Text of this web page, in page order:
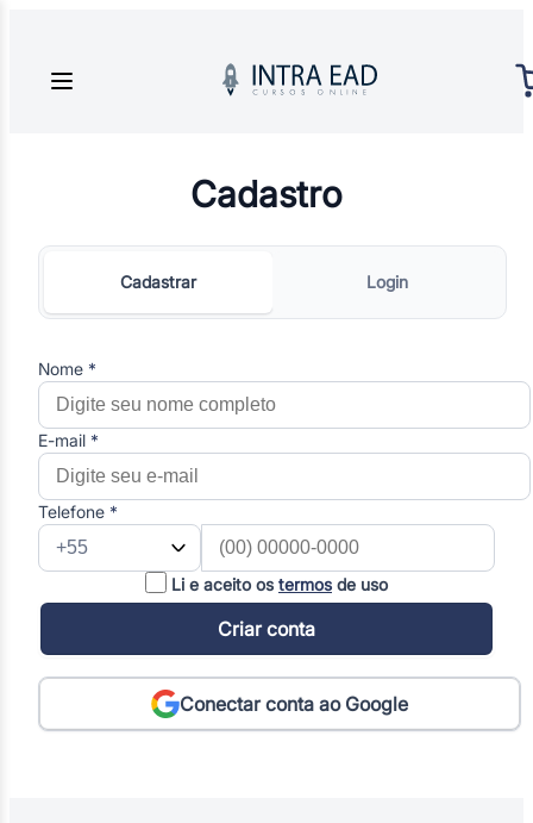
Cadastro
Cadastrar Login
Nome *
E-mail *
Telefone *
Li e aceito os termos de uso
Criar conta
Conectar conta ao Google